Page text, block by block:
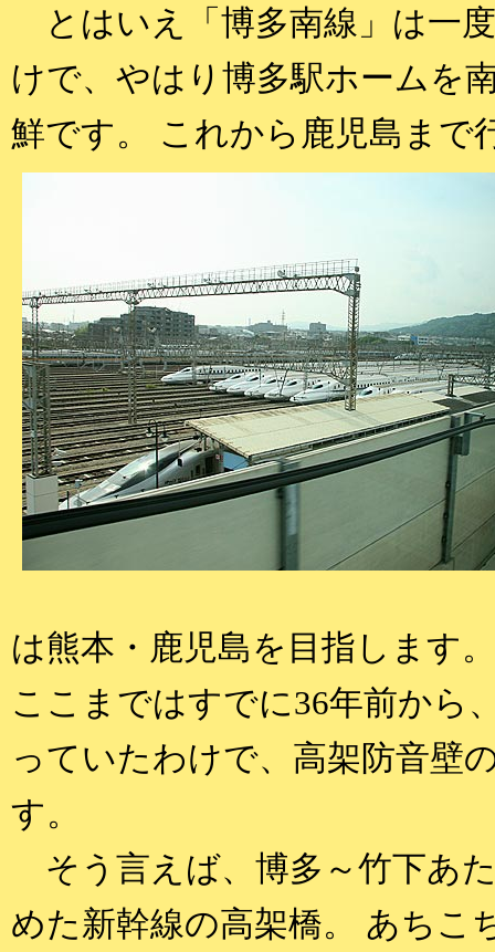
とはいえ「博多南線」は一
けで、やはり博多駅ホームを
鮮です。 これから鹿児島まで
は熊本・鹿児島を目指します。
ここまではすでに36年前から
っていたわけで、高架防音壁
す。
そう言えば、博多～竹下あ
めた新幹線の高架橋。 あちこ